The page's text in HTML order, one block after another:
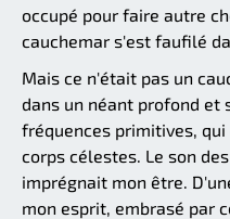
occupé pour faire autre
cauchemar s'est faufilé
Mais ce n'était pas un
dans un néant profond et
fréquences primitives,
corps célestes. Le son
imprégnait mon être.
mon esprit, embrasé par